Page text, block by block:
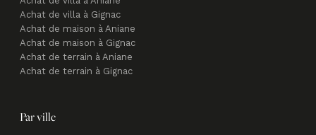
Achat de villa à Gignac
Achat de maison à Aniane
Achat de maison à Gignac
Achat de terrain à Aniane
Achat de terrain à Gignac
Par ville